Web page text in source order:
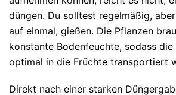
düngen. Du solltest regelmäßig,
auf einmal, gießen. Die Pflanzen
konstante Bodenfeuchte, sodass
optimal in die Früchte transportiert
Direkt nach einer starken